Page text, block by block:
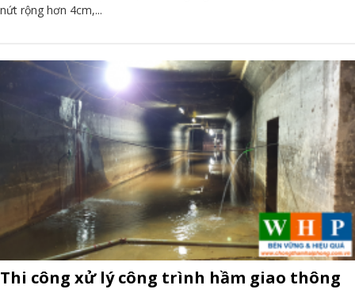
nứt rộng hơn 4cm,...
Thi công xử lý công trình hầm giao thông